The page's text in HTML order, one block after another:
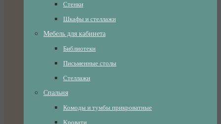
Стенки
Шкафы и стеллажи
Мебель для кабинета
Библиотеки
Письменные столы
Стеллажи
Спальня
Комоды и тумбы прикроватные
Кровати